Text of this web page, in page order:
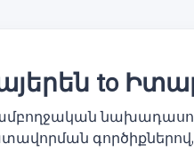
to